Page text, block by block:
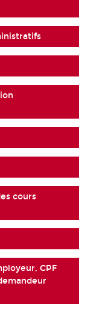
cours
CPF